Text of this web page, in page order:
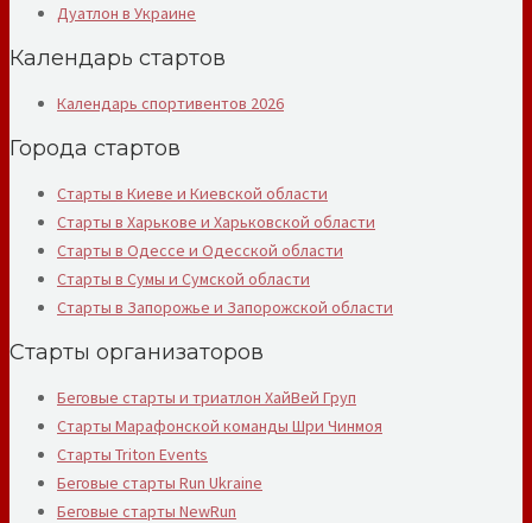
Дуатлон в Украине
Календарь стартов
Календарь спортивентов 2026
Города стартов
Старты в Киеве и Киевской области
Старты в Харькове и Харьковской области
Старты в Одессе и Одесской области
Старты в Сумы и Сумской области
Старты в Запорожье и Запорожской области
Старты организаторов
Беговые старты и триатлон ХайВей Груп
Старты Марафонской команды Шри Чинмоя
Старты Triton Events
Беговые старты Run Ukraine
Беговые старты NewRun